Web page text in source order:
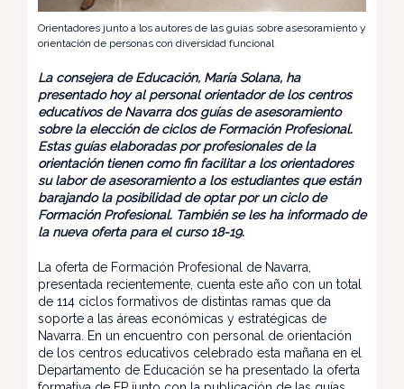
Orientadores junto a los autores de las guías sobre asesoramiento y
orientación de personas con diversidad funcional
La consejera de Educación, María Solana, ha
presentado hoy al personal orientador de los centros
educativos de Navarra dos guías de asesoramiento
sobre la elección de ciclos de Formación Profesional.
Estas guías elaboradas por profesionales de la
orientación tienen como fin facilitar a los orientadores
su labor de asesoramiento a los estudiantes que están
barajando la posibilidad de optar por un ciclo de
Formación Profesional. También se les ha informado de
la nueva oferta para el curso 18-19.
La oferta de Formación Profesional de Navarra,
presentada recientemente, cuenta este año con un total
de 114 ciclos formativos de distintas ramas que da
soporte a las áreas económicas y estratégicas de
Navarra. En un encuentro con personal de orientación
de los centros educativos celebrado esta mañana en el
Departamento de Educación se ha presentado la oferta